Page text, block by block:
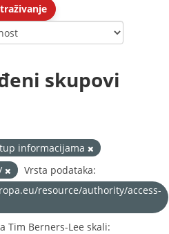
skupovi
informacijama
Vrsta podataka:
resource/authority/access-
Tim Berners-Lee skali: